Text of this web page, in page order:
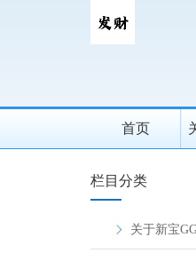
首页
栏目分类
关于新宝